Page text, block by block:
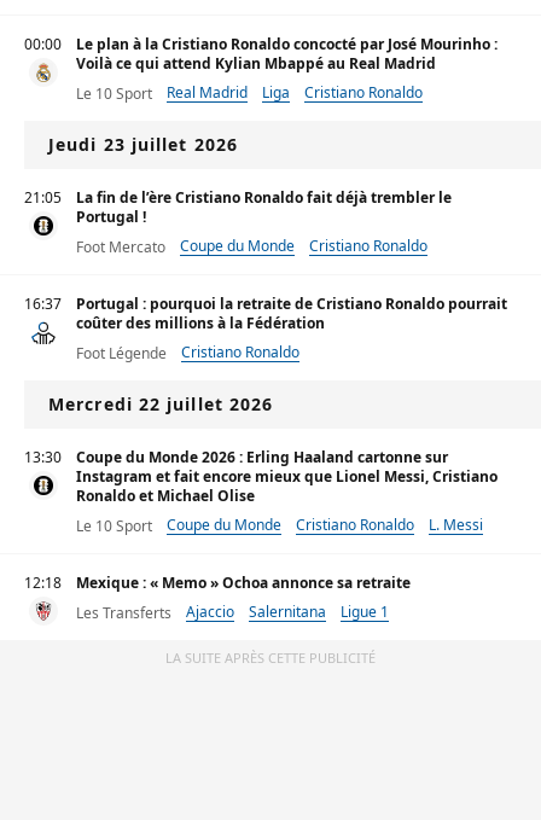
00:00
Le plan à la Cristiano Ronaldo concocté par José Mourinho :
Voilà ce qui attend Kylian Mbappé au Real Madrid
Le 10 Sport
Real Madrid Liga Cristiano Ronaldo
Jeudi 23 juillet 2026
21:05
La fin de l’ère Cristiano Ronaldo fait déjà trembler le
Portugal !
Foot Mercato
Coupe du Monde Cristiano Ronaldo
16:37
Portugal : pourquoi la retraite de Cristiano Ronaldo pourrait
coûter des millions à la Fédération
Foot Légende
Cristiano Ronaldo
Mercredi 22 juillet 2026
13:30
Coupe du Monde 2026 : Erling Haaland cartonne sur
Instagram et fait encore mieux que Lionel Messi, Cristiano
Ronaldo et Michael Olise
Le 10 Sport
Coupe du Monde Cristiano Ronaldo L. Messi
12:18
Mexique : « Memo » Ochoa annonce sa retraite
Les Transferts
Ajaccio Salernitana Ligue 1
LA SUITE APRÈS CETTE PUBLICITÉ